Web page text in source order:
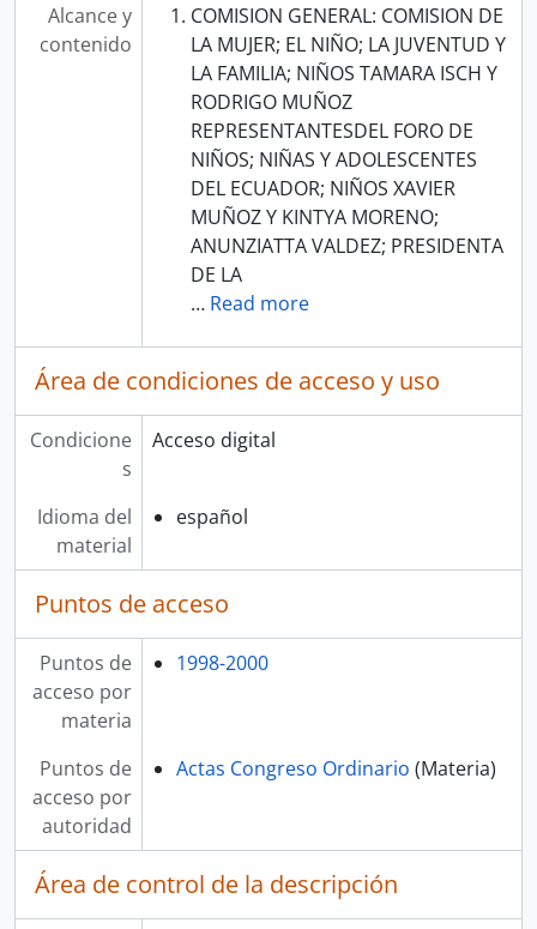
Alcance y
contenido
COMISION GENERAL: COMISION DE
LA MUJER; EL NIÑO; LA JUVENTUD Y
LA FAMILIA; NIÑOS TAMARA ISCH Y
RODRIGO MUÑOZ
REPRESENTANTESDEL FORO DE
NIÑOS; NIÑAS Y ADOLESCENTES
DEL ECUADOR; NIÑOS XAVIER
MUÑOZ Y KINTYA MORENO;
ANUNZIATTA VALDEZ; PRESIDENTA
DE LA
… Read more
Área de condiciones de acceso y uso
Condicione
s
Acceso digital
Idioma del
material
español
Puntos de acceso
Puntos de
acceso por
materia
1998-2000
Puntos de
acceso por
autoridad
Actas Congreso Ordinario (Materia)
Área de control de la descripción